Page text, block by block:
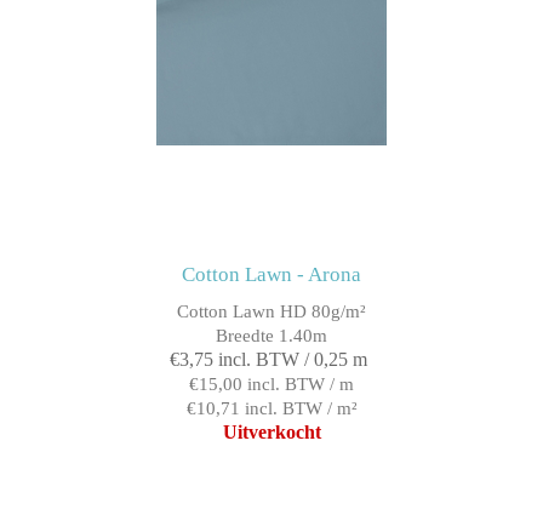
Cotton Lawn - Arona
Cotton Lawn HD 80g/m²
Breedte 1.40m
€3,75 incl. BTW / 0,25 m
€15,00 incl. BTW / m
€10,71 incl. BTW / m²
Uitverkocht